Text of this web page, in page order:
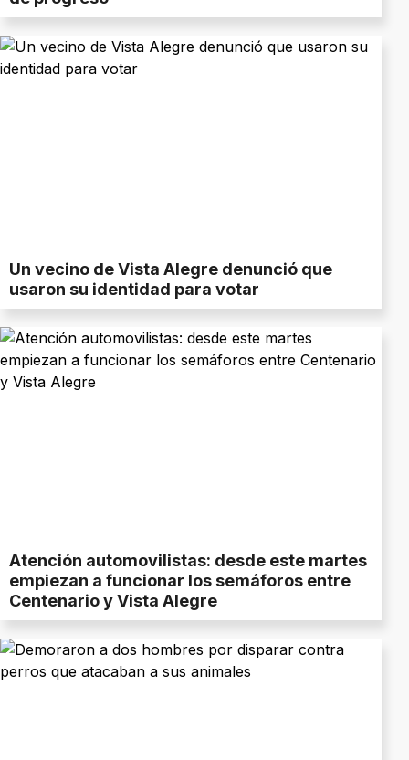
Un vecino de Vista Alegre denunció que
usaron su identidad para votar
Atención automovilistas: desde este martes
empiezan a funcionar los semáforos entre
Centenario y Vista Alegre